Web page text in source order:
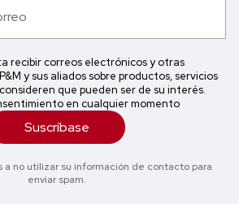
recibir correos electrónicos y otras
y sus aliados sobre productos, servicios
que pueden ser de su interés.
en cualquier momento
Suscríbase
a no utilizar su información de contacto para
enviar spam.